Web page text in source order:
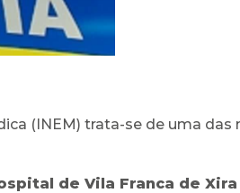
(INEM) trata-se de uma
de Vila Franca de